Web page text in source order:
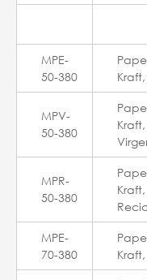
MPE-
50-380
MPV-
50-380
Kraft,
MPR-
50-380
Kraft,
MPE-
70-380